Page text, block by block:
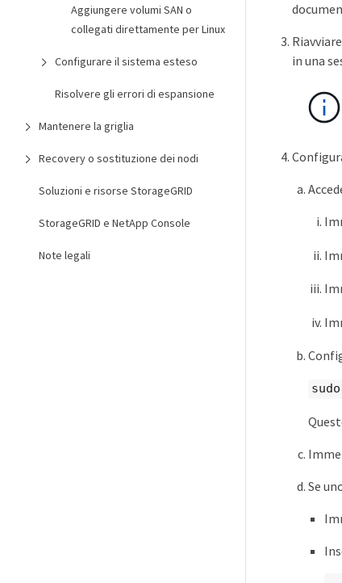
Aggiungere volumi SAN o
collegati direttamente per Linux
Configurare il sistema esteso
Risolvere gli errori di espansione
Mantenere la griglia
Recovery o sostituzione dei nodi
Soluzioni e risorse StorageGRID
StorageGRID e NetApp Console
Note legali
in una
Se